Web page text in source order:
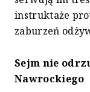
instruktaże
zaburzeń
Sejm nie
Nawrockiego